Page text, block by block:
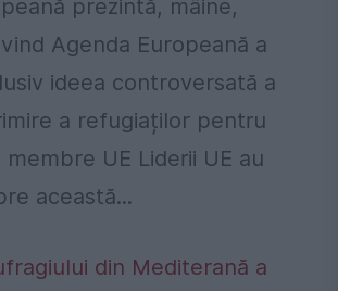
prezintă, mâine,
Agenda Europeană a
ideea controversată a
a refugiaților pentru
UE Liderii UE au
această...